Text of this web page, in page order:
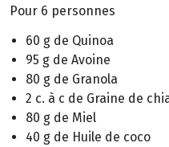
Pour 6 personnes
60 g de Quinoa
95 g de Avoine
80 g de Granola
2 c. à c de Graine de
80 g de Miel
40 g de Huile de coco